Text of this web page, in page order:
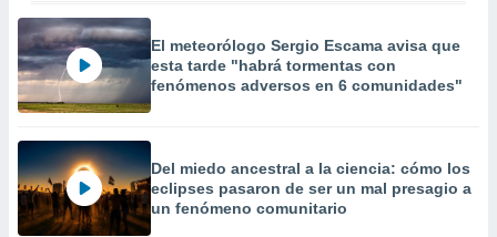
El meteorólogo Sergio Escama avisa que
esta tarde "habrá tormentas con
fenómenos adversos en 6 comunidades"
Del miedo ancestral a la ciencia: cómo los
eclipses pasaron de ser un mal presagio a
un fenómeno comunitario